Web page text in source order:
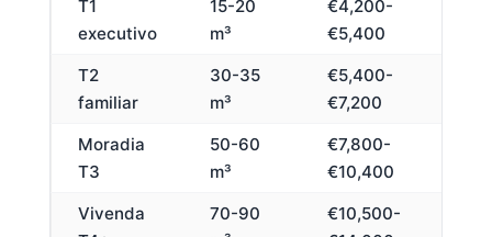
T1
executivo
15-20
m³
€4,200-
€5,400
T2
familiar
30-35
m³
€5,400-
€7,200
Moradia
T3
50-60
m³
€7,800-
€10,400
Vivenda
70-90
€10,500-